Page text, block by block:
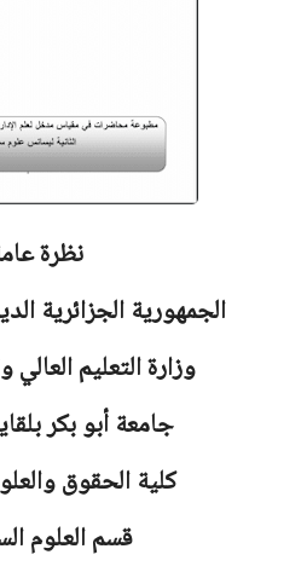
نظرة
الجمهورية الجزائرية
وزارة التعليم
جامعة أبو بكر
كلية الحقوق
قسم العلوم